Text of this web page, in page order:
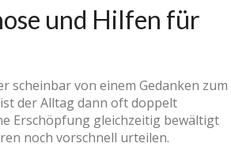
und Hilfen für
von einem Gedanken zum
ist der Alltag dann oft doppelt
Erschöpfung gleichzeitig bewältigt
noch vorschnell urteilen.